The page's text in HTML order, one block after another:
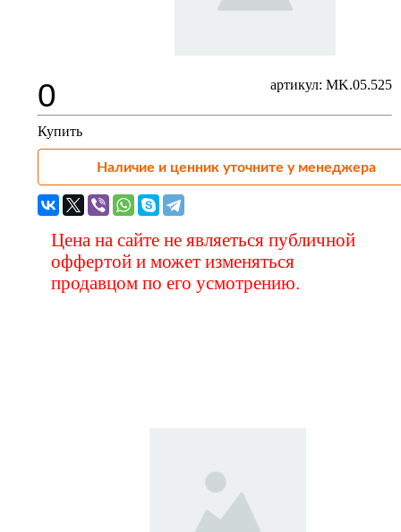
артикул: MK.05.525
0
Купить
Наличие и ценник уточните у менеджера
Цена на сайте не являеться публичной
оффертой и может изменяться
продавцом по его усмотрению.